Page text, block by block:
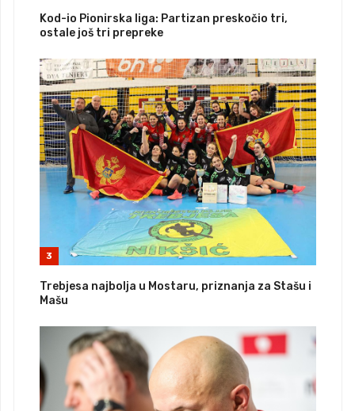
Kod-io Pionirska liga: Partizan preskočio tri,
ostale još tri prepreke
3
Trebjesa najbolja u Mostaru, priznanja za Stašu i
Mašu